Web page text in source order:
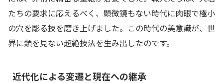
たちの要求に応えるべく、顕微鏡もない時代に肉眼で極小
の穴を彫る技を磨き上げました。この時代の美意識が、世
界に類を見ない超絶技法を生み出したのです。
近代化による変遷と現在への継承